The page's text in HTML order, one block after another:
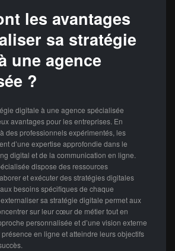
les avantages
sa stratégie
une agence
?
digitale à une agence spécialisée
avantages pour les entreprises. En
des professionnels expérimentés, les
d’une expertise approfondie dans le
digital et de la communication en ligne.
dispose des ressources
et exécuter des stratégies digitales
besoins spécifiques de chaque
sa stratégie digitale permet aux
sur leur cœur de métier tout en
personnalisée et d’une vision externe
en ligne et atteindre leurs objectifs